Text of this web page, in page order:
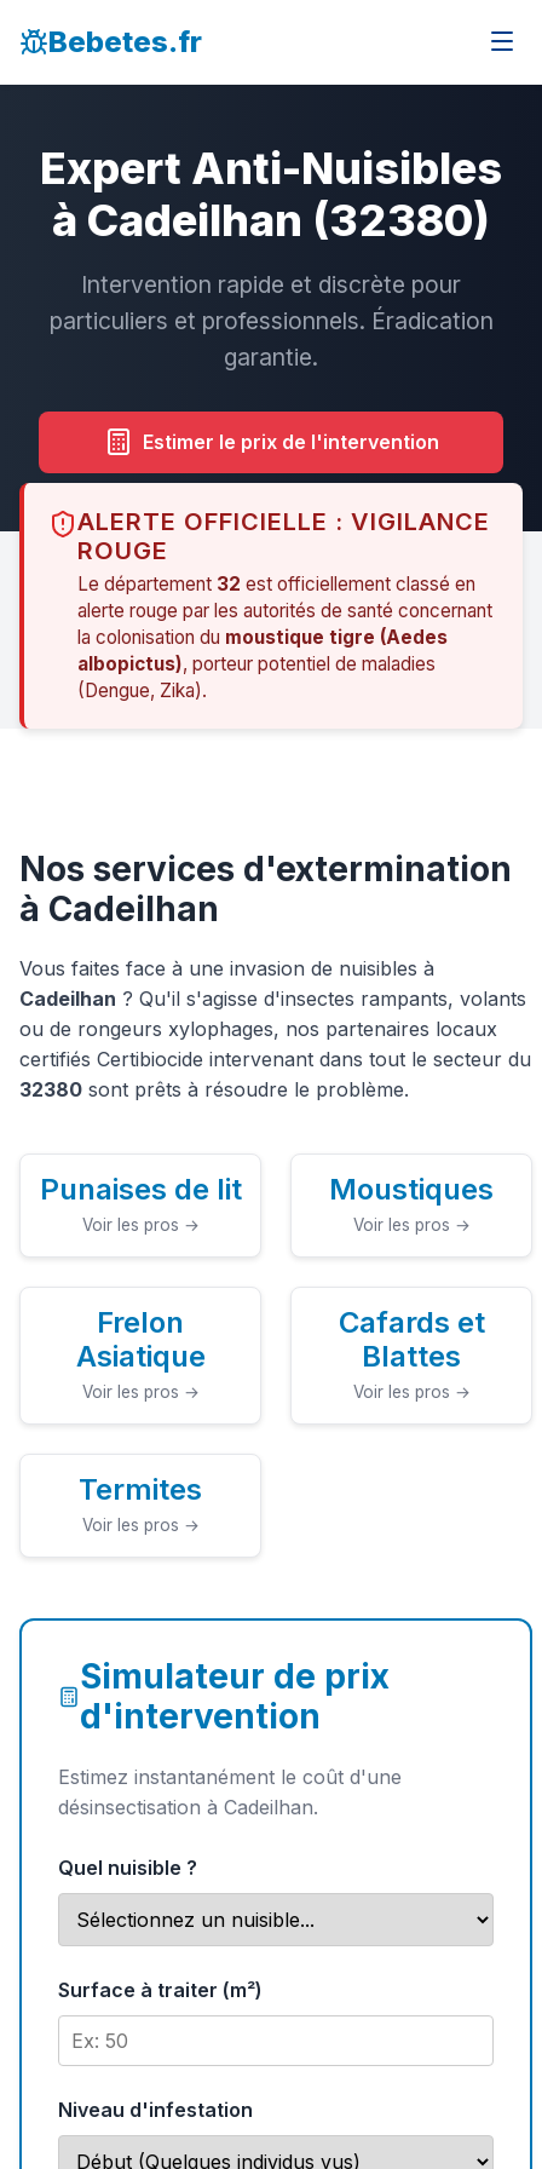
Bebetes.fr
Expert Anti-Nuisibles
à Cadeilhan (32380)
Intervention rapide et discrète pour
particuliers et professionnels. Éradication
garantie.
Estimer le prix de l'intervention
ALERTE OFFICIELLE : VIGILANCE
ROUGE
Le département 32 est officiellement classé en
alerte rouge par les autorités de santé concernant
la colonisation du moustique tigre (Aedes
albopictus), porteur potentiel de maladies
(Dengue, Zika).
Nos services d'extermination
à Cadeilhan
Vous faites face à une invasion de nuisibles à
Cadeilhan ? Qu'il s'agisse d'insectes rampants, volants
ou de rongeurs xylophages, nos partenaires locaux
certifiés Certibiocide intervenant dans tout le secteur du
32380 sont prêts à résoudre le problème.
Punaises de lit
Voir les pros →
Moustiques
Voir les pros →
Frelon
Asiatique
Voir les pros →
Cafards et
Blattes
Voir les pros →
Termites
Voir les pros →
Simulateur de prix
d'intervention
Estimez instantanément le coût d'une
désinsectisation à Cadeilhan.
Quel nuisible ?
Surface à traiter (m²)
Niveau d'infestation